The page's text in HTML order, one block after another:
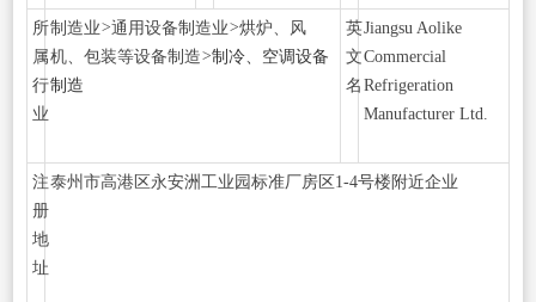
所
属
行
业
制造业>通用设备制造业>烘炉、风
机、包装等设备制造>制冷、空调设备
制造
英
文
名
Jiangsu Aolike
Commercial
Refrigeration
Manufacturer Ltd.
注
册
地
址
泰州市高港区永安洲工业园标准厂房区1-4号楼附近企业